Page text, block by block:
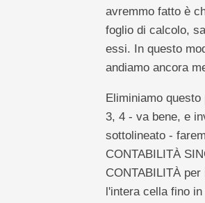
avremmo fatto è
foglio di calcolo,
essi. In questo
andiamo ancora
Eliminiamo
3, 4 - va bene, e
sottolineato -
CONTABILITÀ
CONTABILITÀ
l'intera cella fino